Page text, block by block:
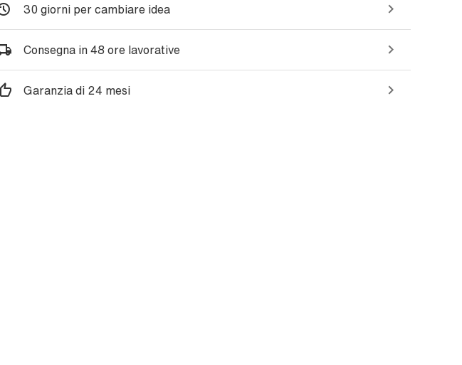
30 giorni per cambiare idea
Consegna in 48 ore lavorative
Garanzia di 24 mesi